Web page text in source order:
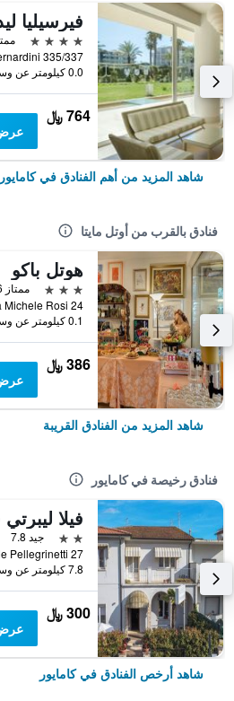
4 نجوم
0.0 كيلومتر عن وسط المدينة
764 ﷼
شاهد المزيد من أهم الفنادق في كامايور
فنادق بالقرب من أوتل مايتا
هوتل باكو
3 نجوم
ممتاز 8.6
0.1 كيلومتر عن وسط المدينة
386 ﷼
شاهد المزيد من الفنادق القريبة
فنادق رخيصة في كامايور
2 نجمتين
جيد 7.8
7.8 كيلومتر عن وسط المدينة
300 ﷼
شاهد أرخص الفنادق في كامايور